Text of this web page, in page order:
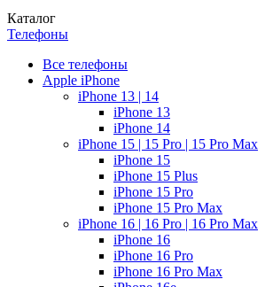
Каталог
Телефоны
Все телефоны
Apple iPhone
iPhone 13 | 14
iPhone 13
iPhone 14
iPhone 15 | 15 Pro | 15 Pro Max
iPhone 15
iPhone 15 Plus
iPhone 15 Pro
iPhone 15 Pro Max
iPhone 16 | 16 Pro | 16 Pro Max
iPhone 16
iPhone 16 Pro
iPhone 16 Pro Max